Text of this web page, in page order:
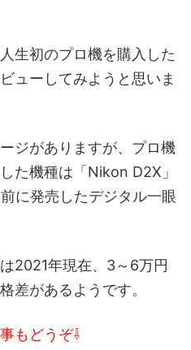
生初のプロ機を購入した
ューしてみようと思いま
ジがありますが、プロ機
た機種は「Nikon D2X」
に発売したデジタル一眼
2021年現在、3～6万円
差があるようです。
もどうぞ⇩